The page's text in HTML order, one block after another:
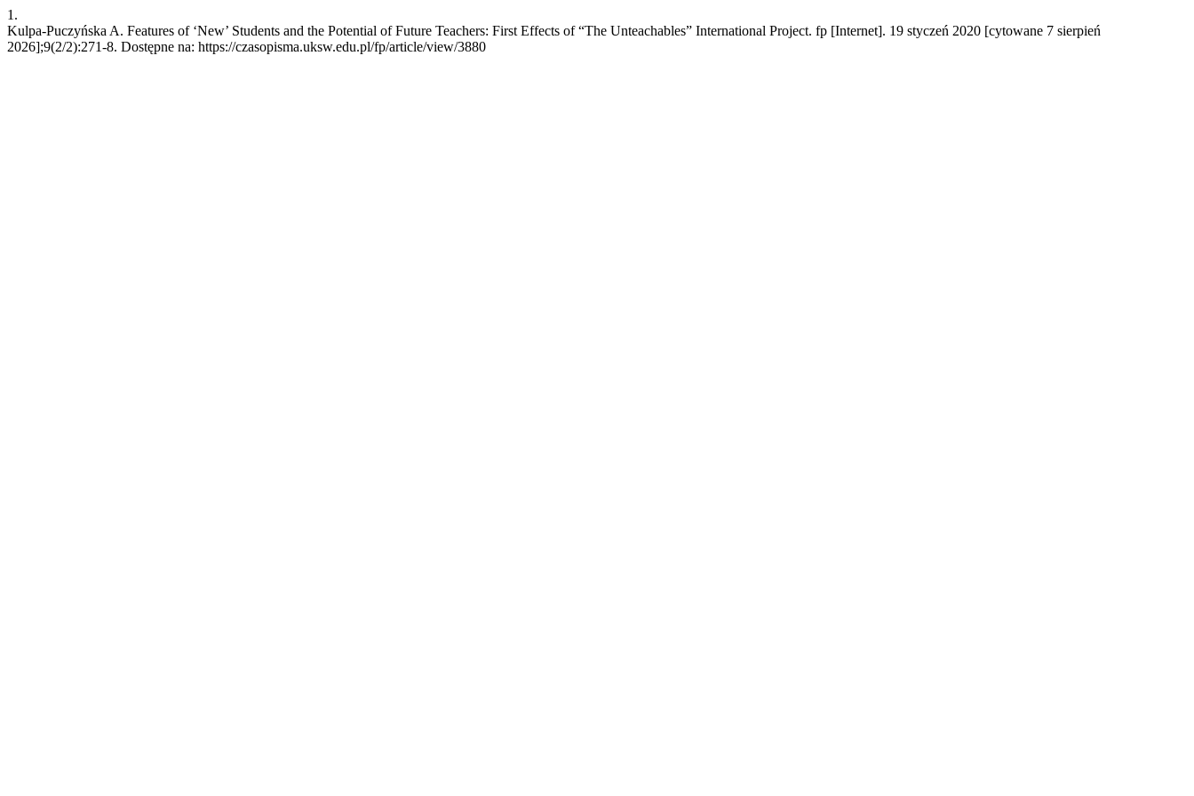
1.
Kulpa-Puczyńska A. Features of ‘New’ Students and the Potential of Future Teachers: First Effects of “The Unteachables” International Project. fp [Internet]. 19 styczeń 2020 [cytowane 7 sierpień
2026];9(2/2):271-8. Dostępne na: https://czasopisma.uksw.edu.pl/fp/article/view/3880